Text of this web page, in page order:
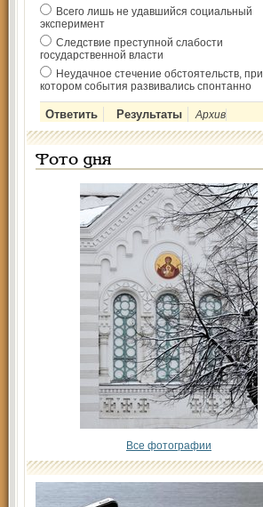
Всего лишь не удавшийся социальный
эксперимент
Следствие преступной слабости
государственной власти
Неудачное стечение обстоятельств, при
котором события развивались спонтанно
Архив
Фото дня
Все фотографии